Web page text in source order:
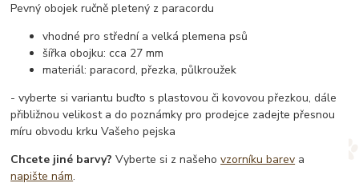
Pevný obojek ručně pletený z paracordu
vhodné pro střední a velká plemena psů
šířka obojku: cca 27 mm
materiál: paracord, přezka, půlkroužek
- vyberte si variantu buďto s plastovou či kovovou přezkou, dále
přibližnou velikost a do poznámky pro prodejce zadejte přesnou
míru obvodu krku Vašeho pejska
Chcete jiné barvy? Vyberte si z našehovzorníku barev a
napište nám.